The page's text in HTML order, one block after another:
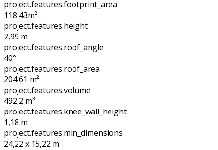
project.features.footprint_area
118,43m²
project.features.height
7,99 m
project.features.roof_angle
40°
project.features.roof_area
204,61 m²
project.features.volume
492,2 m³
project.features.knee_wall_height
1,18 m
project.features.min_dimensions
24,22 x 15,22 m